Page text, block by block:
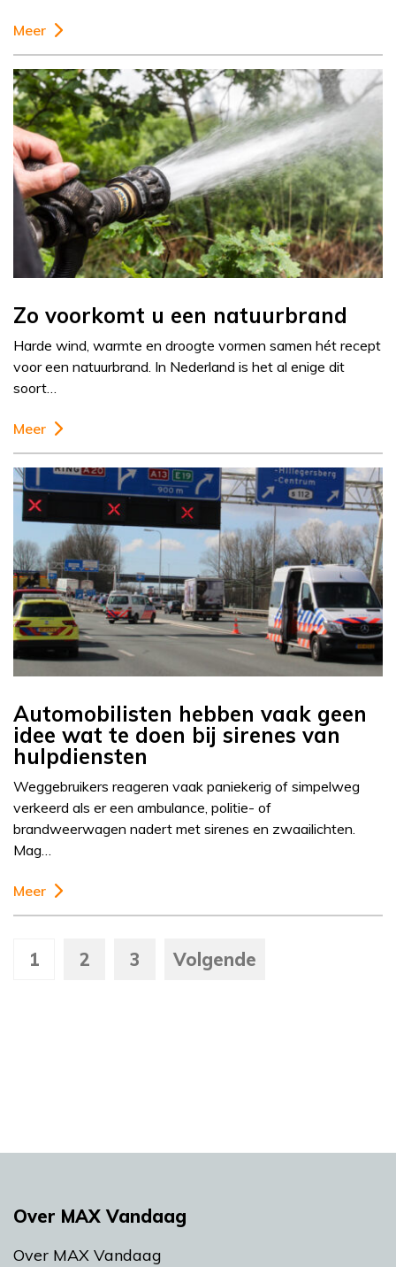
Meer
Zo voorkomt u een natuurbrand
Harde wind, warmte en droogte vormen samen hét recept
voor een natuurbrand. In Nederland is het al enige dit
soort…
Meer
Automobilisten hebben vaak geen
idee wat te doen bij sirenes van
hulpdiensten
Weggebruikers reageren vaak paniekerig of simpelweg
verkeerd als er een ambulance, politie- of
brandweerwagen nadert met sirenes en zwaailichten.
Mag…
Meer
1 2 3 Volgende
Over MAX Vandaag
Over MAX Vandaag